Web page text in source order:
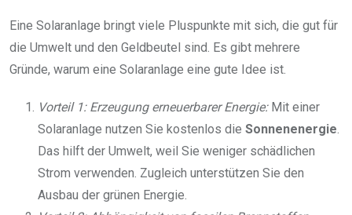
Eine Solaranlage bringt viele Pluspunkte mit sich, die gut für
die Umwelt und den Geldbeutel sind. Es gibt mehrere
Gründe, warum eine Solaranlage eine gute Idee ist.
Vorteil 1: Erzeugung erneuerbarer Energie:Mit einer
Solaranlage nutzen Sie kostenlos die Sonnenenergie.
Das hilft der Umwelt, weil Sie weniger schädlichen
Strom verwenden. Zugleich unterstützen Sie den
Ausbau der grünen Energie.